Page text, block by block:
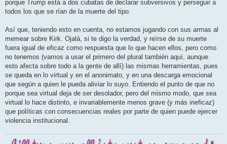
porque Trump está a dos cubatas de declarar subversivos y perseguir a
todos los que se rían de la muerte del tipo.
Así que, teniendo esto en cuenta, no estamos jugando con sus armas al
memear sobre Kirk. Ojalá, si te digo la verdad, y reírse de su muerte
fuera igual de eficaz como respuesta que lo que hacen ellos, pero como
no tenemos (vamos a usar el primero del plural también aquí, aunque
esto afecta sobre todo a la gente de allí) las mismas herramientas, pues
se queda en lo virtual y en el anonimato, y en una descarga emocional
que según a quien le pueda aliviar lo suyo. Entiendo el punto de que no
porque sea virtual deja de ser desolador, pero del mismo modo, que sea
virtual lo hace distinto, e invariablemente menos grave (y más ineficaz)
que políticas con consecuencias reales por parte de quien puede ejercer
violencia institucional.